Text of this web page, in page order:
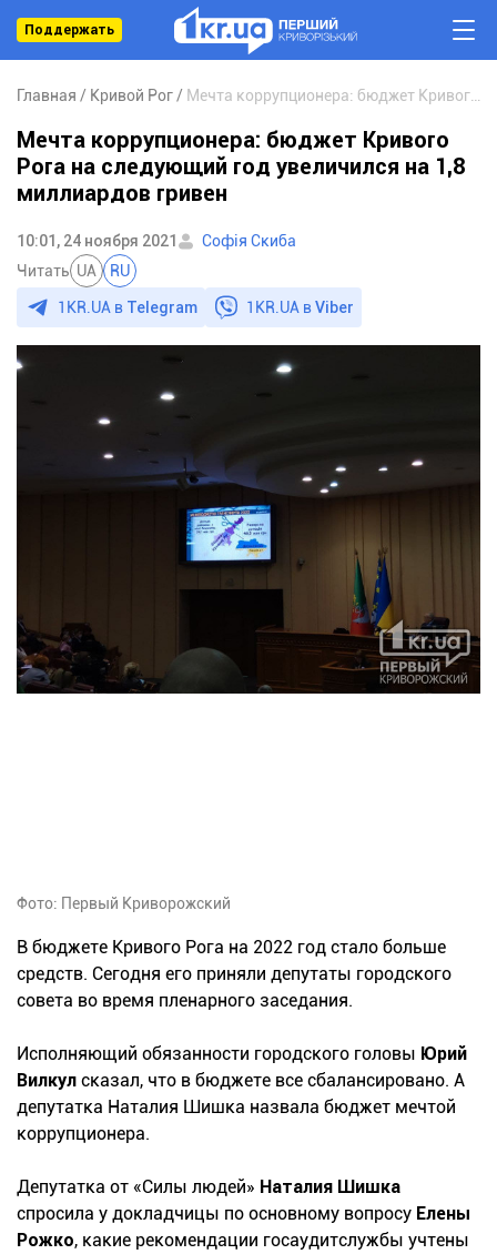
Поддержать
Главная Кривой Рог
Мечта коррупционера: бюджет Кривого
Рога на следующий год увеличился на 1,8
миллиардов гривен
10:01, 24 ноября 2021
Софія Скиба
Читать UA RU
1KR.UA в Telegram 1KR.UA вViber
Фото: Первый Криворожский
В бюджете Кривого Рога на 2022 год стало больше
средств. Сегодня его приняли депутаты городского
совета во время пленарного заседания.
Исполняющий обязанности городского головы Юрий
Вилкул сказал, что в бюджете все сбалансировано. А
депутатка Наталия Шишка назвала бюджет мечтой
коррупционера.
Депутатка от «Силы людей» Наталия Шишка
спросила у докладчицы по основному вопросу Елены
Рожко, какие рекомендации госаудитслужбы учтены